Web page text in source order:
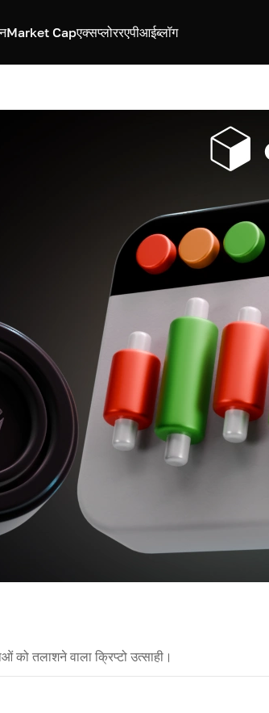
Market Capएक्सप्लोररएपीआईब्लॉग
तलाशने वाला क्रिप्टो उत्साही।